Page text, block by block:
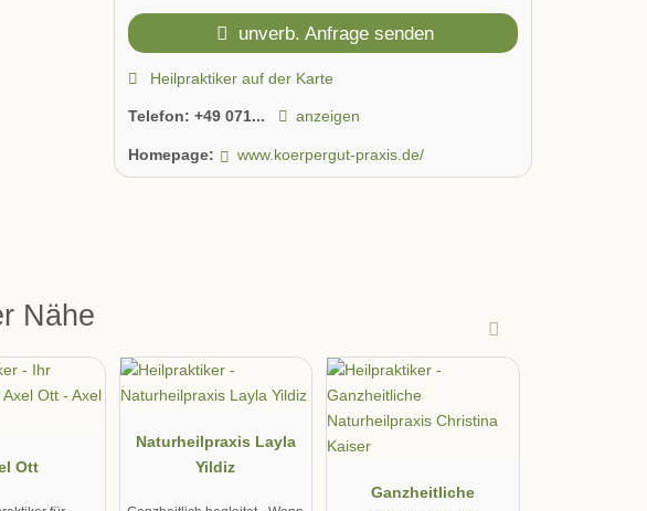
unverb. Anfrage senden
Heilpraktiker auf der Karte
Telefon:+49 071... anzeigen
Homepage: www.koerpergut-praxis.de/
Nähe
Ott
Naturheilpraxis Layla
Yildiz
Ganzheitliche